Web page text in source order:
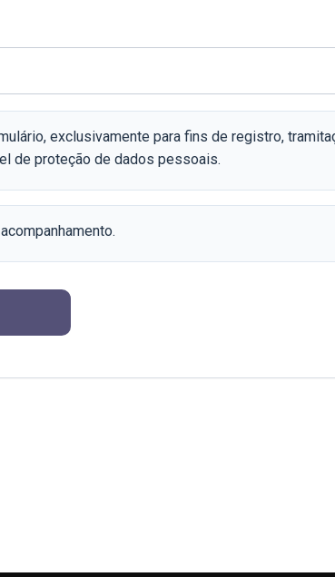
exclusivamente para fins de registro,
de proteção de dados pessoais.